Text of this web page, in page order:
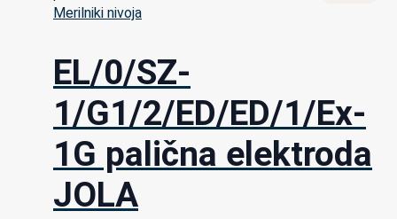
Merilniki nivoja
EL/0/SZ-
1/G1/2/ED/ED/1/Ex-
1G palična elektroda
JOLA